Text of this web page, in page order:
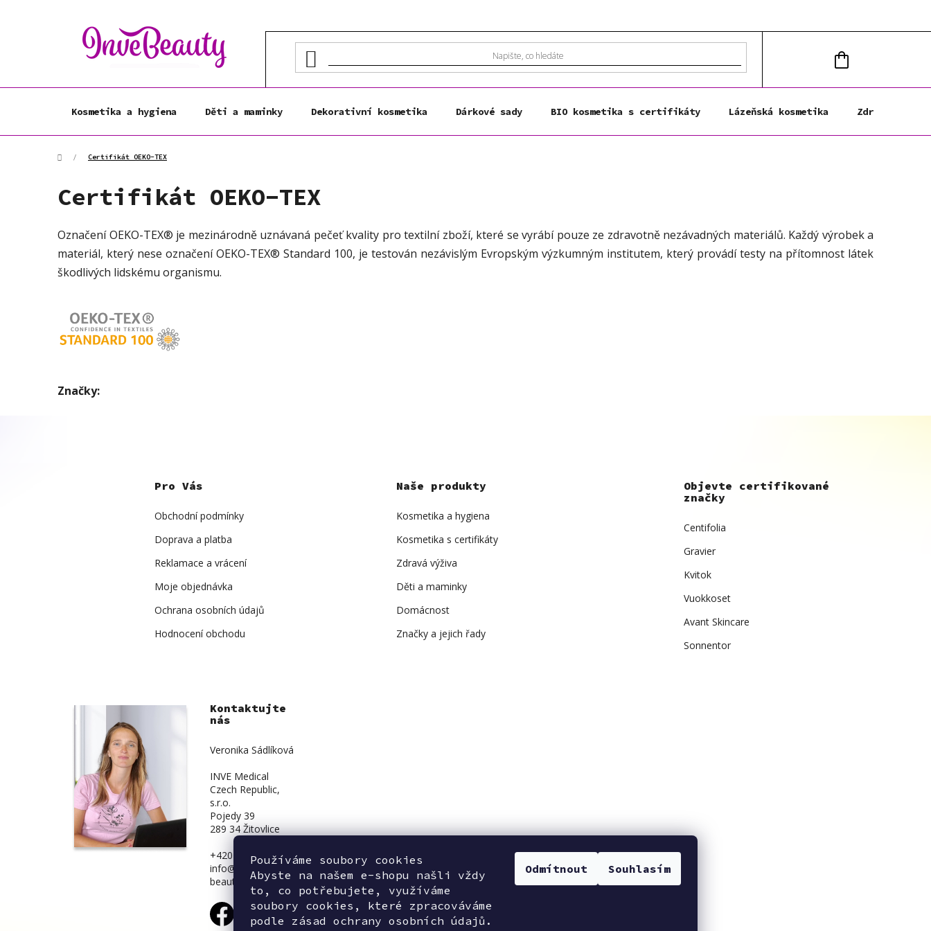
Používáme soubory cookies
Abyste na našem e-shopu našli vždy
to, co potřebujete, využíváme
soubory cookies, které zpracováváme
podle zásad ochrany osobních údajů.
Odmítnout Souhlasím
KOŠÍK
Kosmetika a hygiena Děti a maminky Dekorativní kosmetika Dárkové sady BIO kosmetika s certifikáty Lázeňská kosmetika Zdravá výživa
Domů/ Certifikát OEKO-TEX
Certifikát OEKO-TEX
Označení OEKO-TEX® je mezinárodně uznávaná pečeť kvality pro textilní zboží, které se vyrábí pouze ze zdravotně nezávadných materiálů. Každý výrobek a
materiál, který nese označení OEKO-TEX® Standard 100, je testován nezávislým Evropským výzkumným institutem, který provádí testy na přítomnost látek
škodlivých lidskému organismu.
Značky:
Pro Vás
Obchodní podmínky
Doprava a platba
Reklamace a vrácení
Moje objednávka
Ochrana osobních údajů
Hodnocení obchodu
Naše produkty
Kosmetika a hygiena
Kosmetika s certifikáty
Zdravá výživa
Děti a maminky
Domácnost
Značky a jejich řady
Objevte certifikované
značky
Centifolia
Gravier
Kvitok
Vuokkoset
Avant Skincare
Sonnentor
Kontaktujte
nás
Veronika Sádlíková
INVE Medical
Czech Republic,
s.r.o.
Pojedy 39
289 34 Žitovlice
+420 734 839 831
info@inve-
beauty.cz